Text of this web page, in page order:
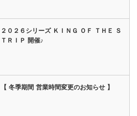
２０２６シリーズ ＫＩＮＧ ＯＦ ＴＨＥ Ｓ
ＴＲＩＰ 開催♪
【 冬季期間 営業時間変更のお知らせ 】